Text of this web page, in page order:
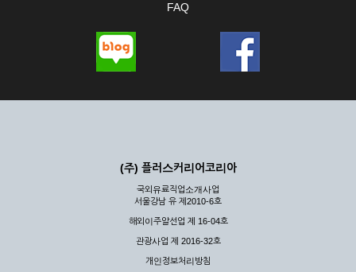
④ 회사는 제 2항 및 제 3항의 사유로 서비스의 제공이 일시적
여 배상하지 않습니다.
제3장 권리 및 의무
공할 수 있도록 최선의 노력을 다하여야 합니다.
게 누설, 배포하여서는 안됩니다. 다만, 관계법령에 의하여 국가
기관 등의 합법적인 요구가 있는 경우에는 해당 되지 않습니다.
③ 회사는 이용자로부터 제기되는 의견이나 불만이 정당하다고
인정할 경우에는 즉시 처리하여야 하며, 즉시 처리가 곤란한 경
우 그 처리를 위해 노력해야 합니다.
FAQ
(주) 플러스커리어코리아
국외유료직업소개사업
서울강남 유 제2010-6호
해외이주알선업 제 16-04호
관광사업 제 2016-32호
개인정보처리방침